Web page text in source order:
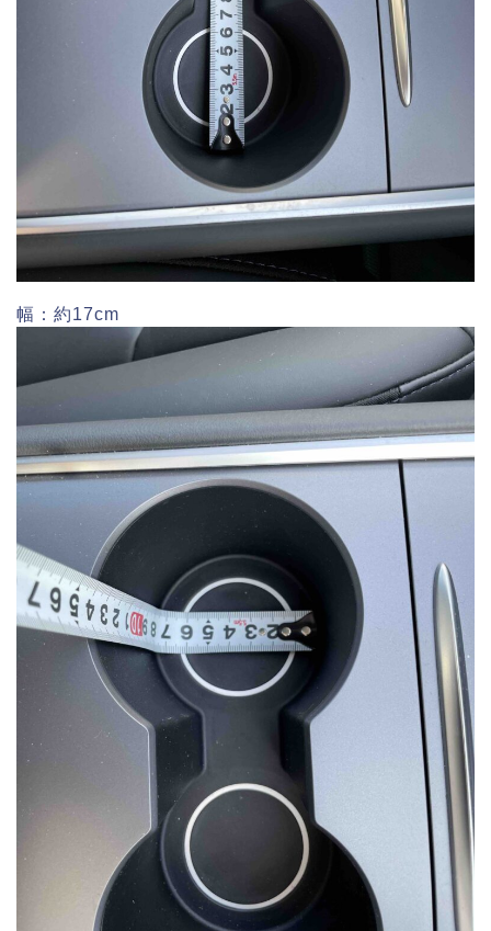
幅：約17cm